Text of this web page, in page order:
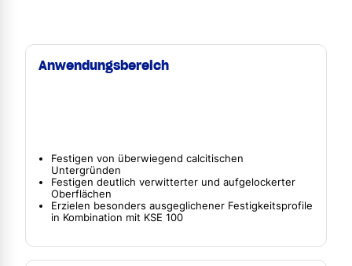
Anwendungsbereich
Festigen von überwiegend calcitischen
Untergründen
Festigen deutlich verwitterter und aufgelockerter
Oberflächen
Erzielen besonders ausgeglichener Festigkeitsprofile
in Kombination mit KSE 100